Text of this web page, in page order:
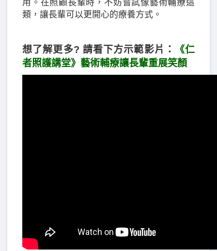
用。在照顧長輩時，不妨嘗試像藝術輔療這
類，讓長輩可以更開心的療養方式。
想了解更多? 請看下方示範影片：
《仁
者照護講堂》藝術輔療讓長輩重展笑顏